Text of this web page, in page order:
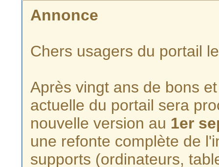
Annonce
Chers usagers du portail
Après vingt ans de bons
actuelle du portail sera
nouvelle version au 1er
une refonte complète de
supports (ordinateurs,